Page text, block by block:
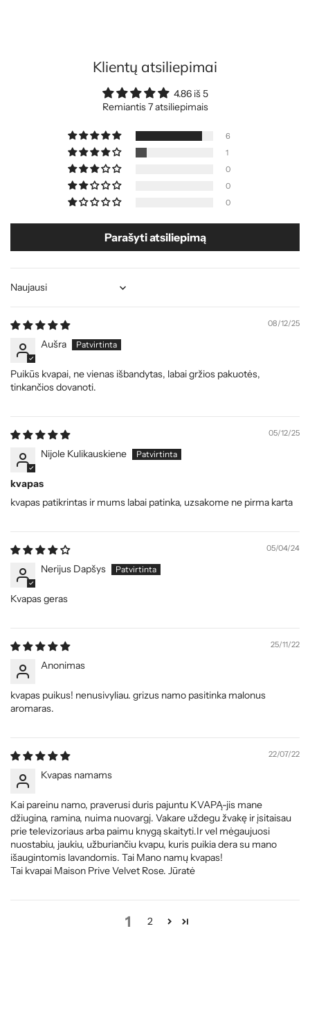
Klientų atsiliepimai
4.86 iš 5
Remiantis 7 atsiliepimais
6
1
0
0
0
Parašyti atsiliepimą
Sort by
08/12/25
Aušra
Puikūs kvapai, ne vienas išbandytas, labai gržios pakuotės,
tinkančios dovanoti.
05/12/25
Nijole Kulikauskiene
kvapas
kvapas patikrintas ir mums labai patinka, uzsakome ne pirma karta
05/04/24
Nerijus Dapšys
Kvapas geras
25/11/22
Anonimas
kvapas puikus! nenusivyliau. grizus namo pasitinka malonus
aromaras.
22/07/22
Kvapas namams
Kai pareinu namo, praverusi duris pajuntu KVAPĄ-jis mane
džiugina, ramina, nuima nuovargį. Vakare uždegu žvakę ir įsitaisau
prie televizoriaus arba paimu knygą skaityti.Ir vel mėgaujuosi
nuostabiu, jaukiu, užburiančiu kvapu, kuris puikia dera su mano
išaugintomis lavandomis. Tai Mano namų kvapas!
Tai kvapai Maison Prive Velvet Rose. Jūratė
1 2